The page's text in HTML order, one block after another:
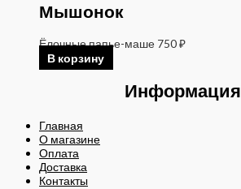
Мышонок
Ёлочные папье-маше 750₽
В корзину
Информация
Главная
О магазине
Оплата
Доставка
Контакты